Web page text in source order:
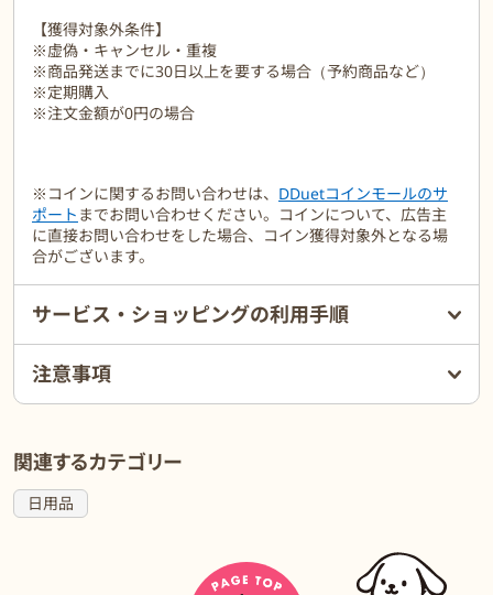
【獲得対象外条件】
※虚偽・キャンセル・重複
※商品発送までに30日以上を要する場合（予約商品など）
※定期購入
※注文金額が0円の場合
※コインに関するお問い合わせは、 DDuetコインモールのサ
ポート までお問い合わせください。コインについて、広告主
に直接お問い合わせをした場合、コイン獲得対象外となる場
合がございます。
サービス・ショッピングの利用手順
注意事項
関連するカテゴリー
日用品